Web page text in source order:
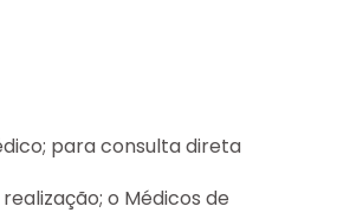
para consulta direta
o Médicos de